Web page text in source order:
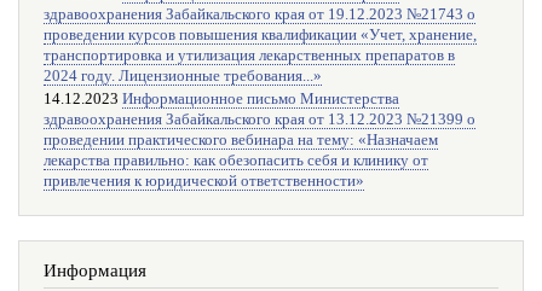
здравоохранения Забайкальского края от 19.12.2023 №21743 о
проведении курсов повышения квалификации «Учет, хранение,
транспортировка и утилизация лекарственных препаратов в
2024 году. Лицензионные требования...»
14.12.2023 Информационное письмо Министерства
здравоохранения Забайкальского края от 13.12.2023 №21399 о
проведении практического вебинара на тему: «Назначаем
лекарства правильно: как обезопасить себя и клинику от
привлечения к юридической ответственности»
Информация